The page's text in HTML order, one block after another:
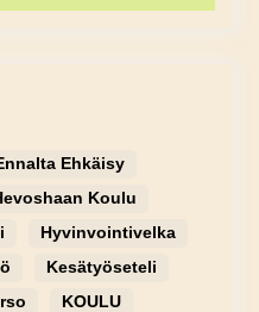
Ehkäisy
Koulu
Hyvinvointivelka
Kesätyöseteli
KOULU